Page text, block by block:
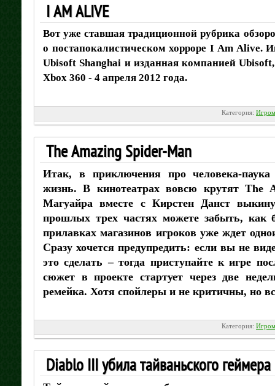
I AM ALIVE
Вот уже ставшая традиционной рубрика
о постапокалистическом хорроре I Am Alive.
Ubisoft Shanghai и изданная компанией
Xbox 360 - 4 апреля 2012 года.
Категория:
The Amazing Spider-Man
Итак, в приключения про человека-
жизнь. В кинотеатрах вовсю крутят The
Магуайра вместе с Кирстен Данст
прошлых трех частях можете забыть,
прилавках магазинов игроков уже ждет
Сразу хочется предупредить: если вы не
это сделать – тогда приступайте к игре
сюжет в проекте стартует через две
ремейка. Хотя спойлеры и не критичны, но
Категория:
Diablo III убила тайваньского геймера